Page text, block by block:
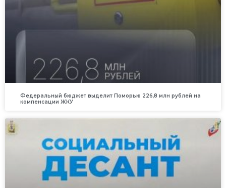
Федеральный бюджет выделит Поморью 226,8 млн рублей на
компенсации ЖКУ